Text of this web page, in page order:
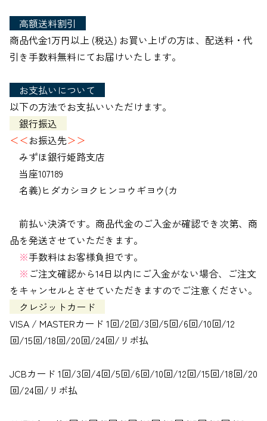
高額送料割引
商品代金1万円以上 (税込) お買い上げの方は、配送料・代
引き手数料無料にてお届けいたします。
お支払いについて
以下の方法でお支払いいただけます。
銀行振込
＜＜お振込先＞＞
みずほ銀行姫路支店
当座107189
名義)ヒダカシヨクヒンコウギヨウ(カ
前払い決済です。商品代金のご入金が確認でき次第、商
品を発送させていただきます。
※手数料はお客様負担です。
※ ご注文確認から14日以内にご入金がない場合、ご注文
をキャンセルとさせていただきますのでご注意ください。
クレジットカード
VISA / MASTERカード 1回/2回/3回/5回/6回/10回/12
回/15回/18回/20回/24回/リボ払
JCBカード 1回/3回/4回/5回/6回/10回/12回/15回/18回/20
回/24回/リボ払